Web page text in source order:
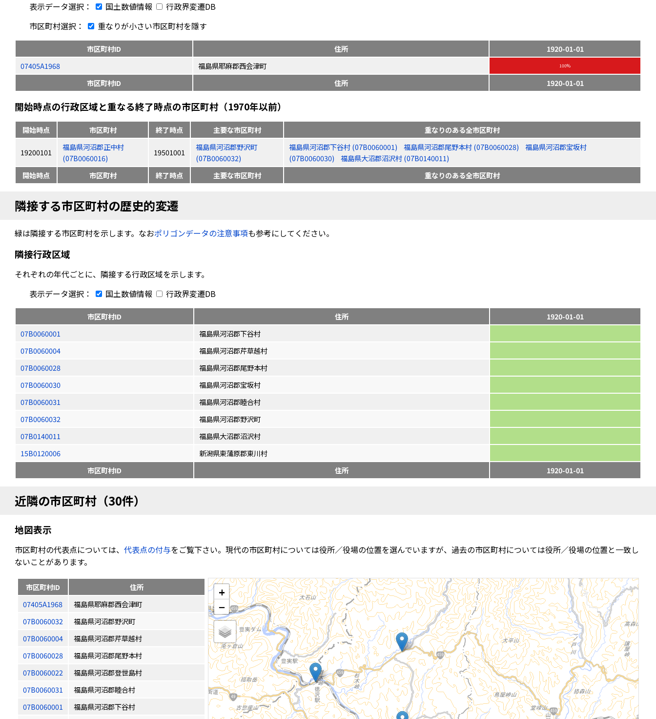
表示データ選択：
国土数値情報
行政界変遷DB
市区町村選択：
重なりが小さい市区町村を隱す
市区町村ID 住所
1920-01-01
07405A1968
福島県耶麻郡西会津町 100%
市区町村ID 住所 1920-01-01
開始時点の行政区域と重なる終了時点の市区町村（1970年以前）
開始時点 市区町村 終了時点 主要な市区町村 重なりのある全市区町村
19200101
福島県河沼郡正中村
(07B0060016)
19501001
福島県河沼郡野沢町
(07B0060032)
福島県河沼郡下谷村 (07B0060001) 福島県河沼郡尾野本村 (07B0060028)
福島県河沼郡宝坂村
(07B0060030)
福島県大沼郡沼沢村 (07B0140011)
開始時点
市区町村 終了時点 主要な市区町村 重なりのある全市区町村
隣接する市区町村の歴史的変遷
緑は隣接する市区町村を示します。なおポリゴンデータの注意事項も参考にしてください。
隣接行政区域
それぞれの年代ごとに、隣接する行政区域を示します。
表示データ選択：
国土数値情報 行政界変遷DB
市区町村ID 住所
1920-01-01
07B0060001
福島県河沼郡下谷村
07B0060004
福島県河沼郡芹草越村
07B0060028
福島県河沼郡尾野本村
07B0060030
福島県河沼郡宝坂村
07B0060031
福島県河沼郡睦合村
07B0060032
福島県河沼郡野沢町
07B0140011
福島県大沼郡沼沢村
15B0120006
新潟県東蒲原郡東川村
市区町村ID
住所 1920-01-01
近隣の市区町村（30件）
地図表示
市区町村の代表点については、 代表点の付与をご覧下さい。現代の市区町村については役所／役場の位置を選んでいますが、過去の市区町村については役所／役場の位置と一致し
ないことがあります。
市区町村ID
住所
07405A1968
福島県耶麻郡西会津町
07B0060032
福島県河沼郡野沢町
07B0060004
福島県河沼郡芹草越村
07B0060028
福島県河沼郡尾野本村
07B0060022
福島県河沼郡登世島村
07B0060031
福島県河沼郡睦合村
07B0060001
福島県河沼郡下谷村
+
−